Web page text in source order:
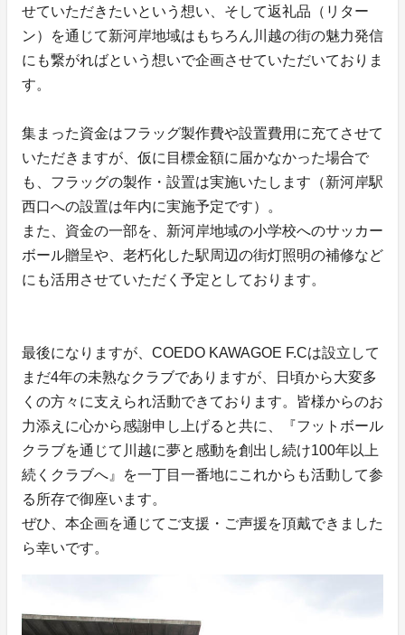
せていただきたいという想い、そして返礼品（リター
ン）を通じて新河岸地域はもちろん川越の街の魅力発信
にも繋がればという想いで企画させていただいておりま
す。
集まった資金はフラッグ製作費や設置費用に充てさせて
いただきますが、仮に目標金額に届かなかった場合で
も、フラッグの製作・設置は実施いたします（新河岸駅
西口への設置は年内に実施予定です）。
また、資金の一部を、新河岸地域の小学校へのサッカー
ボール贈呈や、老朽化した駅周辺の街灯照明の補修など
にも活用させていただく予定としております。
最後になりますが、COEDO KAWAGOE F.Cは設立して
まだ4年の未熟なクラブでありますが、日頃から大変多
くの方々に支えられ活動できております。皆様からのお
力添えに心から感謝申し上げると共に、『フットボール
クラブを通じて川越に夢と感動を創出し続け100年以上
続くクラブへ』を一丁目一番地にこれからも活動して参
る所存で御座います。
ぜひ、本企画を通じてご支援・ご声援を頂戴できました
ら幸いです。